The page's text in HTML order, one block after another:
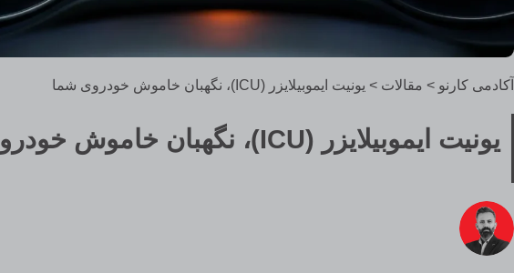
آکادمی کارنو > مقالات > یونیت ایموبیلایزر (ICU)، نگهبان خاموش خودروی شما
یونیت ایموبیلایزر (ICU)، نگهبان خاموش خودروی شما